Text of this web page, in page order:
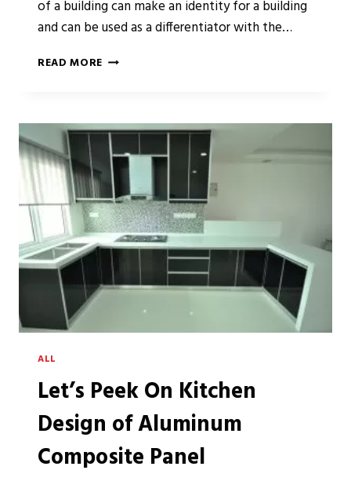
of a building can make an identity for a building
and can be used as a differentiator with the…
READ MORE INSPIRATION
VARIOUS
WORLD
HEMISPHERE
ALL
Let’s Peek On Kitchen
Design of Aluminum
Composite Panel